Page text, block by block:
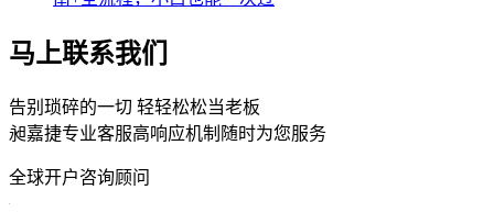
马上联系我们
告别琐碎的一切 轻轻松松当老板
昶嘉捷专业客服高响应机制随时为您服务
全球开户咨询顾问